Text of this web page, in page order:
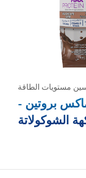
مستويات الطاقة
بروتين -
الشوكولاتة